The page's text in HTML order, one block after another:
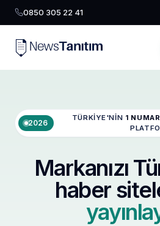
0850 305 22 41
2026
TÜRKIYE'NIN 1
Markanızı
haber